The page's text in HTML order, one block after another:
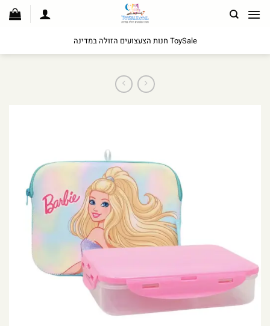
לתוכן
ToySale חנות הצעצועים הזולה במדינה